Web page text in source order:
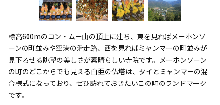
標高600mのコン・ムー山の頂上に建ち、東を見ればメーホンソ
ーンの町並みや空港の滑走路、西を見ればミャンマーの町並みが
見下ろせる眺望の美しさが素晴らしい寺院です。メーホンソーン
の町のどこからでも見える白亜の仏塔は、タイとミャンマーの混
合様式になっており、ぜひ訪れておきたいこの町のランドマーク
です。